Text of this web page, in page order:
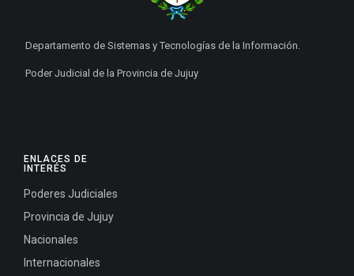
ENLACES DE
INTERÉS
Poderes Judiciales
Provincia de Jujuy
Nacionales
Internacionales
Departamento de Sistemas y Tecnologías de la Información.
Poder Judicial de la Provincia de Jujuy